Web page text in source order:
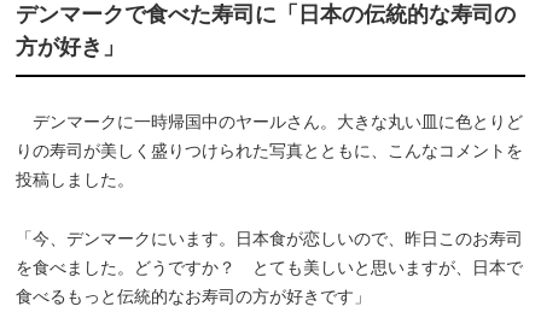
デンマークで食べた寿司に「日本の伝統的な寿司の
方が好き」
デンマークに一時帰国中のヤールさん。大きな丸い皿に色とりど
りの寿司が美しく盛りつけられた写真とともに、こんなコメントを
投稿しました。
「今、デンマークにいます。日本食が恋しいので、昨日このお寿司
を食べました。どうですか？ とても美しいと思いますが、日本で
食べるもっと伝統的なお寿司の方が好きです」